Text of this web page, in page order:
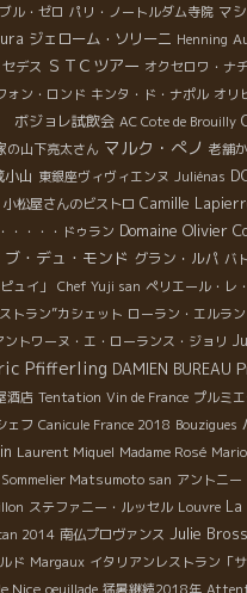
ル・ゼロ パリ・ノートルダム寺院 マ
ジェローム・ソリーニ Henning
デス ＳＴＣツアー オクセロワ・ナ
ォン・ロンド キンタ・ド・ナポル オリ
ボジョレ試飲会 AC Cote de Brouilly
の山下亮太さん マルク・ぺノ 老舗
小山 東銀座ヴィヴィエンヌ Juliénas
小松屋さんのビストロ Camille
・・・・ドゥラン Domaine Olivier
・デュ・モンド グラン・ルパ バ
ュイ」 Chef Yuji san ペリエール・レ
トラン”カシェット ローラン・エルラン
ントワーヌ・エ・ローランス・ジョリ
Pfifferling DAMIEN BUREAU
酒店 Tentation Vin de France プルミ
ェフ Canicule France 2018 Bouzigues
Laurent Miquel Madame Rosé
Sommelier Matsumoto san アントニー
ステファニー・ルッセル Louvre La
2014 南仏プロヴァンス Julie
ド Margaux イタリアンレストラン「サ
Nice